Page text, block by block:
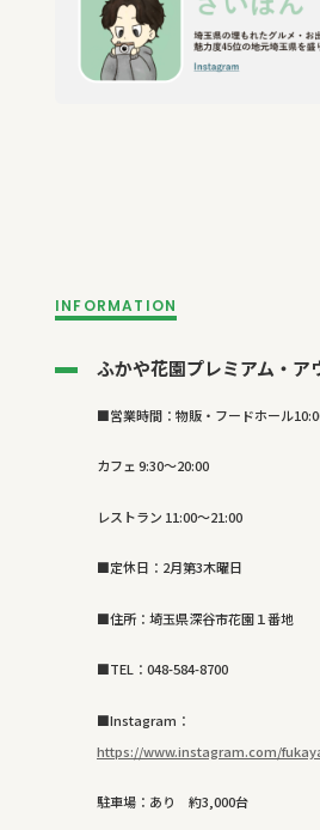
INFORMATION
ふかや花園プレミアム・ア
■営業時間：物販・フードホール
カフェ 9:30〜20:00
レストラン 11:00〜21:00
■定休日：2月第3木曜日
■住所：埼玉県深谷市花園１番地
■TEL：048-584-8700
■Instagram：
https://www.instagram.com/
駐車場：あり 約3,000台